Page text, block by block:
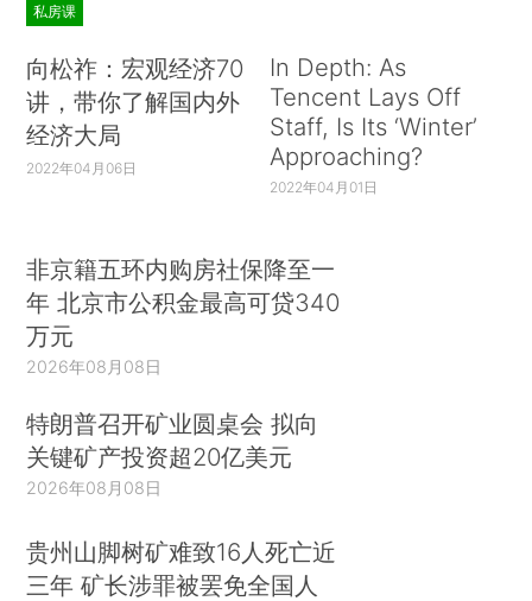
私房课
向松祚：宏观经济70
讲，带你了解国内外
经济大局
2022年04月06日
In Depth: As
Tencent Lays Off
Staff, Is Its ‘Winter’
Approaching?
2022年04月01日
非京籍五环内购房社保降至一
年 北京市公积金最高可贷340
万元
2026年08月08日
特朗普召开矿业圆桌会 拟向
关键矿产投资超20亿美元
2026年08月08日
贵州山脚树矿难致16人死亡近
三年 矿长涉罪被罢免全国人